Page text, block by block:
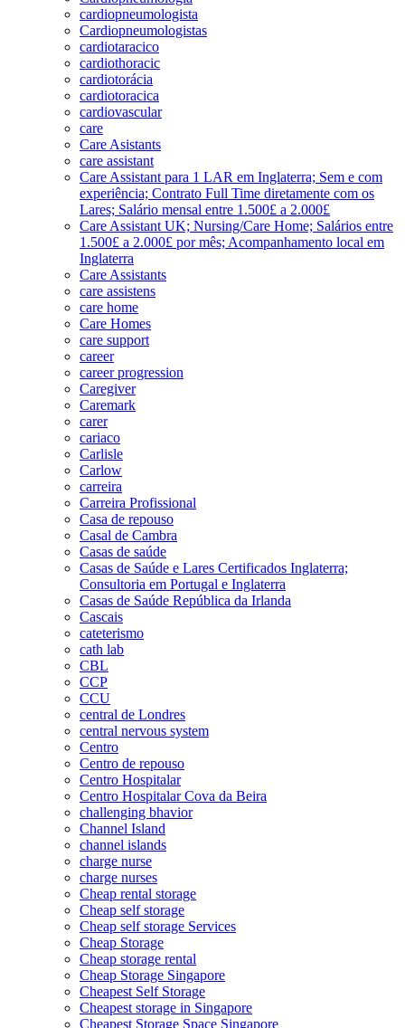
cardiopneumologista
Cardiopneumologistas
cardiotaracico
cardiothoracic
cardiotorácia
cardiotoracica
cardiovascular
care
Care Asistants
care assistant
Care Assistant para 1 LAR em Inglaterra; Sem e com
experiência; Contrato Full Time diretamente com os
Lares; Salário mensal entre 1.500£ a 2.000£
Care Assistant UK; Nursing/Care Home; Salários entre
1.500£ a 2.000£ por mês; Acompanhamento local em
Inglaterra
Care Assistants
care assistens
care home
Care Homes
care support
career
career progression
Caregiver
Caremark
carer
cariaco
Carlisle
Carlow
carreira
Carreira Profissional
Casa de repouso
Casal de Cambra
Casas de saúde
Casas de Saúde e Lares Certificados Inglaterra;
Consultoria em Portugal e Inglaterra
Casas de Saúde República da Irlanda
Cascais
cateterismo
cath lab
CBL
CCP
CCU
central de Londres
central nervous system
Centro
Centro de repouso
Centro Hospitalar
Centro Hospitalar Cova da Beira
challenging bhavior
Channel Island
channel islands
charge nurse
charge nurses
Cheap rental storage
Cheap self storage
Cheap self storage Services
Cheap Storage
Cheap storage rental
Cheap Storage Singapore
Cheapest Self Storage
Cheapest storage in Singapore
Cheapest Storage Space Singapore